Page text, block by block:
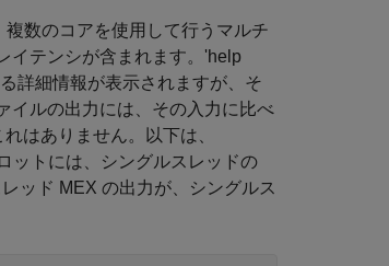
数のコアを使用して行うマルチ
イテンシが含まれます。'help
詳細情報が表示されますが、そ
イルの出力には、その入力に比べ
はありません。以下は、
ットには、シングルスレッドの
ッド MEX の出力が、シングルス